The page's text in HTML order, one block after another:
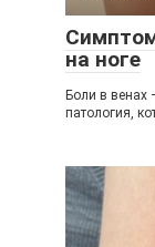
на ноге
Боли в венах
патология,